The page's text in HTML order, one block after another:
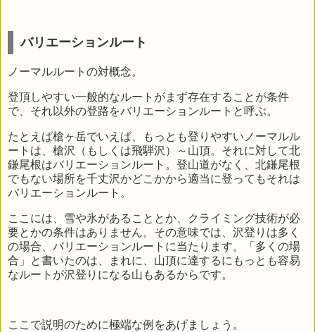
バリエーションルート
ノーマルルートの対概念。
登頂しやすい一般的なルートがまず存在することが条件
で、それ以外の登路をバリエーションルートと呼ぶ。
たとえば槍ヶ岳でいえば、もっとも登りやすいノーマルル
ートは、槍沢（もしくは飛騨沢）～山頂。それに対して北
鎌尾根はバリエーションルート。登山道がなく、北鎌尾根
でもない場所を千丈沢かどこかから適当に登ってもそれは
バリエーションルート。
ここには、雪や氷があることとか、クライミング技術が必
要とかの条件はありません。その意味では、沢登りは多く
の場合、バリエーションルートに当たります。「多くの場
合」と書いたのは、まれに、山頂に達するにもっとも容易
なルートが沢登りになる山もあるからです。
ここで説明のために極端な例をあげましょう。